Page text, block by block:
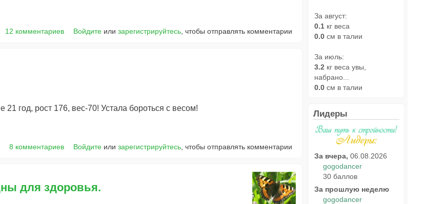
12 комментариев Войдите илизарегистрируйтесь, чтобы отправлять комментарии
21 год, рост 176, вес-70! Устала бороться с весом!
8 комментариев Войдите илизарегистрируйтесь, чтобы отправлять комментарии
для здоровья.
За август:
0.1 кг веса
0.0 см в талии
За июль:
3.2 кг веса увы,
набрано...
0.0 см в талии
Лидеры
За вчера, 06.08.2026
gogodancer
30 баллов
За прошлую неделю
gogodancer